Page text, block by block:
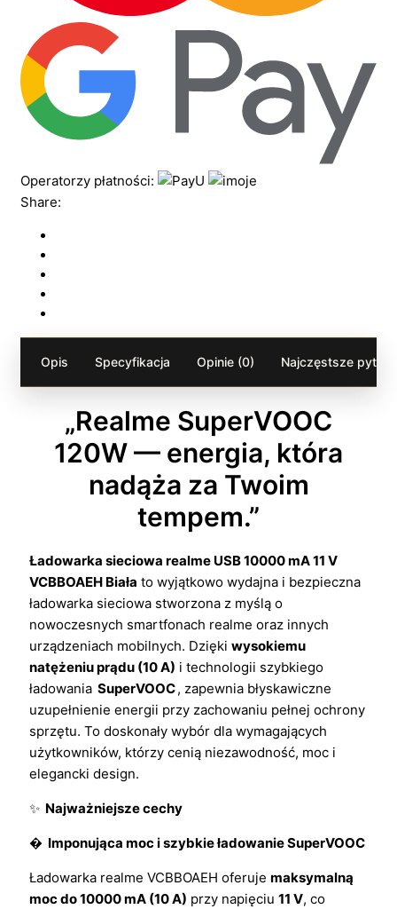
Operatorzy płatności:
Share:
Opis Specyfikacja Opinie (0) Najczęstsze
„Realme SuperVOOC
120W — energia, która
nadąża za Twoim
tempem.”
Ładowarka sieciowa realme USB 10000 mA 11 V
VCBBOAEH Biała to wyjątkowo wydajna i bezpieczna
ładowarka sieciowa stworzona z myślą o
nowoczesnych smartfonach realme oraz innych
urządzeniach mobilnych. Dzięki wysokiemu
natężeniu prądu (10 A) i technologii szybkiego
ładowania SuperVOOC, zapewnia błyskawiczne
uzupełnienie energii przy zachowaniu pełnej ochrony
sprzętu. To doskonały wybór dla wymagających
użytkowników, którzy cenią niezawodność, moc i
elegancki design.
✨ Najważniejsze cechy
� Imponująca moc i szybkie ładowanie SuperVOOC
Ładowarka realme VCBBOAEH oferuje maksymalną
moc do 10000 mA (10 A) przy napięciu 11 V, co